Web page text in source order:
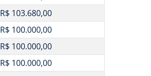
R$ 103.680,00
R$ 100.000,00
R$ 100.000,00
R$ 100.000,00